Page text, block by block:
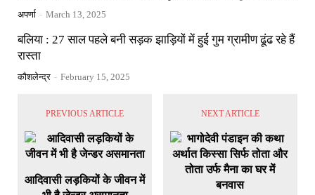
अपर्णा - March 13, 2025
बलिया : 27 साल पहले बनी सड़क झाड़ियों में हुई गुम ग्रामीण ढूंढ रहे हैं
रास्ता
कौशलेन्द्र - February 15, 2025
PREVIOUS ARTICLE
आदिवासी लड़कियों के जीवन में
NEXT ARTICLE